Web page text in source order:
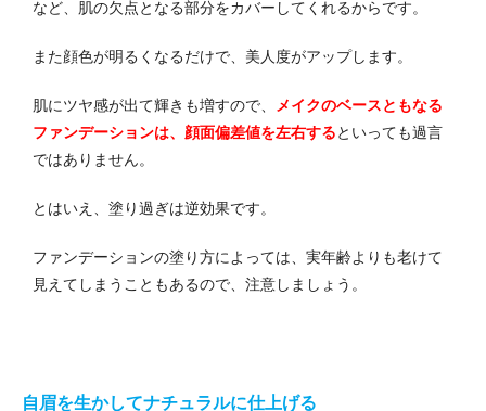
など、肌の欠点となる部分をカバーしてくれるからです。
また顔色が明るくなるだけで、美人度がアップします。
肌にツヤ感が出て輝きも増すので、 メイクのベースともなる
ファンデーションは、顔面偏差値を左右するといっても過言
ではありません。
とはいえ、塗り過ぎは逆効果です。
ファンデーションの塗り方によっては、実年齢よりも老けて
見えてしまうこともあるので、注意しましょう。
自眉を生かしてナチュラルに仕上げる